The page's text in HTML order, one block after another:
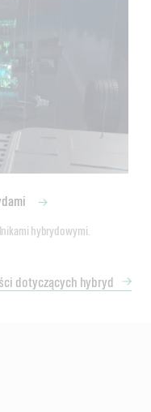
hybrydowymi.
dotyczących hybryd